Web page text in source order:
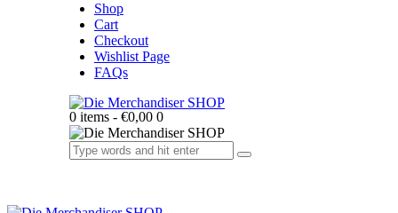
Shop
Cart
Checkout
Wishlist Page
FAQs
0 items - €0,00 0